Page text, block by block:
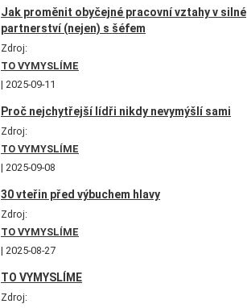
Jak proměnit obyčejné pracovní vztahy v silné
partnerství (nejen) s šéfem
Zdroj:
TO VYMYSLÍME
2025-09-11
Proč nejchytřejší lídři nikdy nevymýšlí sami
Zdroj:
TO VYMYSLÍME
2025-09-08
30 vteřin před výbuchem hlavy
Zdroj:
TO VYMYSLÍME
2025-08-27
TO VYMYSLÍME
Zdroj: